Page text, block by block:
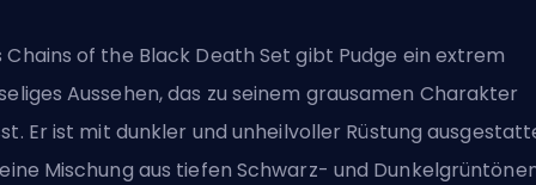
Chains of the Black Death Set gibt Pudge ein extrem
Aussehen, das zu seinem grausamen Charakter
Er ist mit dunkler und unheilvoller Rüstung
Mischung aus tiefen Schwarz- und